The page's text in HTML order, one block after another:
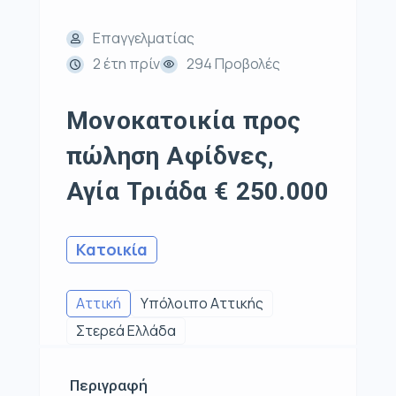
Επαγγελματίας
2 έτη πρίν
294 Προβολές
Μονοκατοικία προς
πώληση Αφίδνες,
Αγία Τριάδα € 250.000
Κατοικία
Αττική
Υπόλοιπο Αττικής
Στερεά Ελλάδα
Περιγραφή